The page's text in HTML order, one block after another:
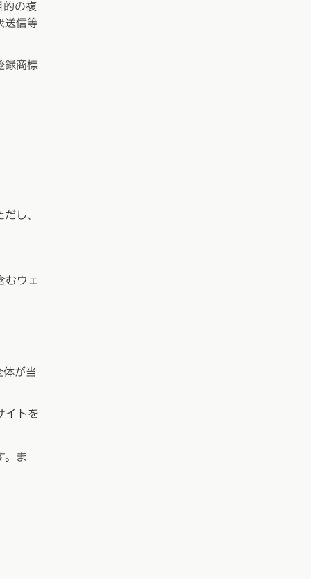
的の複
送信等
録商標
し、
むウェ
が当
イトを
。ま